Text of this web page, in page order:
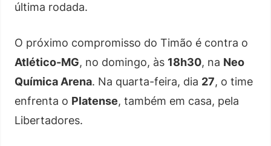
última rodada.
O próximo compromisso do Timão é contra o
Atlético-MG, no domingo, às 18h30, na Neo
Química Arena. Na quarta-feira, dia 27, o time
enfrenta o Platense, também em casa, pela
Libertadores.